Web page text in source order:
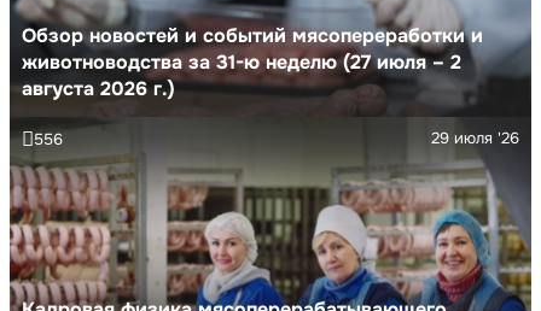
Обзор новостей и событий мясопереработки и
животноводства за 31-ю неделю (27 июля – 2
августа 2026 г.)
29 июля '26
556